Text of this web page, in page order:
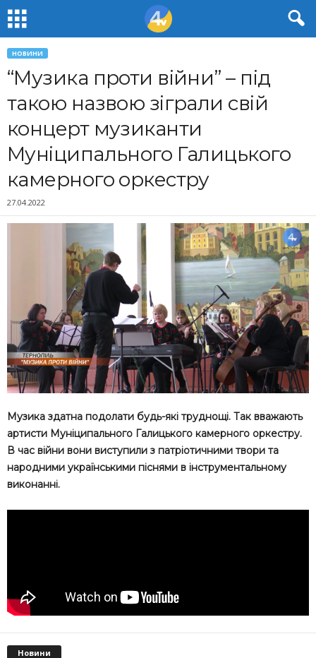
НОВИНИ
“Музика проти війни” – під
такою назвою зіграли свій
концерт музиканти
Муніципального Галицького
камерного оркестру
27.04.2022
Музика здатна подолати будь-які труднощі. Так вважають
артисти Муніципального Галицького камерного оркестру.
В час війни вони виступили з патріотичними твори та
народними українськими піснями в інструментальному
виконанні.
Новини